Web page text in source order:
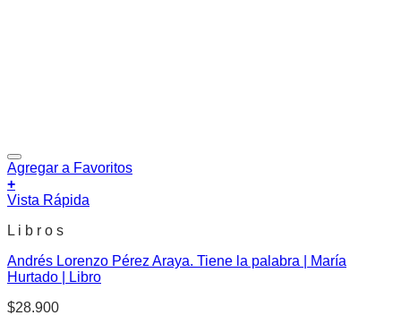
Agregar a Favoritos
+
Vista Rápida
L i b r o s
Andrés Lorenzo Pérez Araya. Tiene la palabra | María
Hurtado | Libro
$28.900